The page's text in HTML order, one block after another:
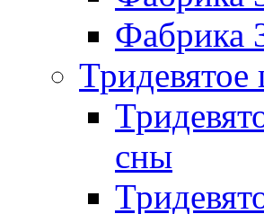
Фабрика
Тридевятое
сны